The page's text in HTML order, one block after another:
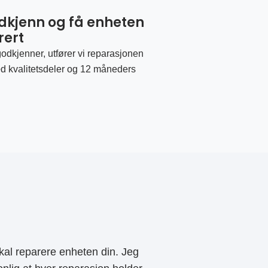
og få enheten
utfører vi reparasjonen
kvalitetsdeler og 12 måneders
reparere enheten din. Jeg